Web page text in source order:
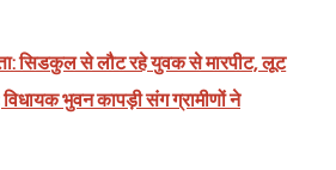
सिडकुल से लौट रहे युवक से मारपीट, लूट
भुवन कापड़ी संग ग्रामीणों ने